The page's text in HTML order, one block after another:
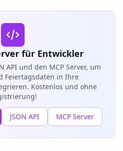
für Entwickler
API und den MCP Server, um
Feiertagsdaten in Ihre
Kostenlos und ohne
JSON API MCP Server